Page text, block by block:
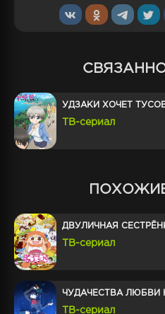
УДЗАКИ ХОЧЕТ
ТВ-сериал
ДВУЛИЧНАЯ
ТВ-сериал
ЧУДАЧЕСТВА ЛЮБВИ
ТВ-сериал